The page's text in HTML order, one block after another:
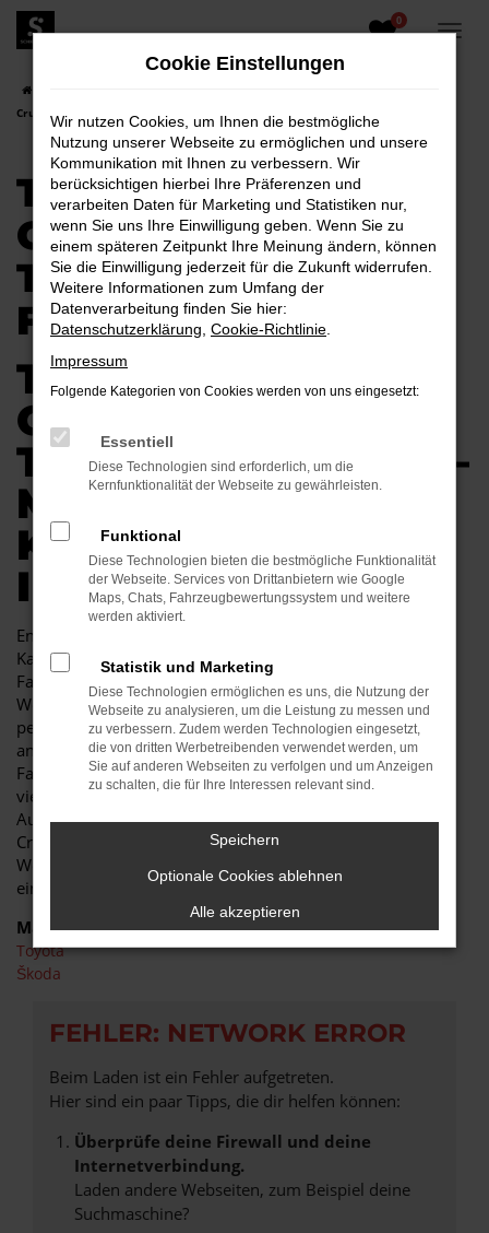
Zum
Hauptinhalt
0
Cruiser Tageszulassung für Kamenz
TOYOTA LAND
CRUISER
TAGESZULASSUNG
FÜR KAMENZ
TOYOTA LAND
CRUISER
TAGESZULASSUNG –
MOBILITÄT FÜR
KAMENZ GENAU IN
IHREM BUDGET
Endlich angekommen: mit einem Toyota Land Cruiser in
Kamenz machen Sie alles richtig und sitzen im perfekten
Fahrzeug für diese Stadt. Einerseits sind Sie dank der
Wendigkeit und der sparsamen und effizienten Motoren
perfekt auf den Stadtverkehr von Kamenz eingerichtet,
andererseits ist der Toyota Land Cruiser jedoch auch für
Fahrten auf Autobahn oder Landstraße geeignet. Das
vielseitige Modell erhalten Sie als Kunde aus Kamenz im
Autohaus Schiefelbein. Wir bieten Ihnen den Toyota Land
Cruiser sowohl als Neuwagen als auch als Tageszulassung.
Wer noch etwas mehr sparen möchte, entscheidet sich für
ein Gebrauchtfahrzeug oder einen Jahreswagen.
Marken
Toyota
Škoda
FEHLER: NETWORK ERROR
Beim Laden ist ein Fehler aufgetreten.
Hier sind ein paar Tipps, die dir helfen können:
Überprüfe deine Firewall und deine
Internetverbindung.
Laden andere Webseiten, zum Beispiel deine
Suchmaschine?
Cookie Einstellungen
Wir nutzen Cookies, um Ihnen die bestmögliche
Nutzung unserer Webseite zu ermöglichen und unsere
Kommunikation mit Ihnen zu verbessern. Wir
berücksichtigen hierbei Ihre Präferenzen und
verarbeiten Daten für Marketing und Statistiken nur,
wenn Sie uns Ihre Einwilligung geben. Wenn Sie zu
einem späteren Zeitpunkt Ihre Meinung ändern, können
Sie die Einwilligung jederzeit für die Zukunft widerrufen.
Weitere Informationen zum Umfang der
Datenverarbeitung finden Sie hier:
Datenschutzerklärung Cookie-Richtlinie
Impressum
Folgende Kategorien von Cookies werden von uns eingesetzt:
Essentiell
Diese Technologien sind erforderlich, um die
Kernfunktionalität der Webseite zu gewährleisten.
Funktional
Diese Technologien bieten die bestmögliche Funktionalität
der Webseite. Services von Drittanbietern wie Google
Maps, Chats, Fahrzeugbewertungssystem und weitere
werden aktiviert.
Statistik und Marketing
Diese Technologien ermöglichen es uns, die Nutzung der
Webseite zu analysieren, um die Leistung zu messen und
zu verbessern. Zudem werden Technologien eingesetzt,
die von dritten Werbetreibenden verwendet werden, um
Sie auf anderen Webseiten zu verfolgen und um Anzeigen
zu schalten, die für Ihre Interessen relevant sind.
Speichern
Optionale Cookies ablehnen
Alle akzeptieren